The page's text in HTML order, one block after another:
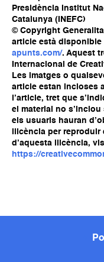
Presidència Institut
Catalunya (INEFC)
© Copyright
article està disponible
apunts.com/. Aquest
Internacional de
Les imatges o
article estan incloses
l’article, tret que
el material no
els usuaris hauran
llicència per
d’aquesta llicència,
https://